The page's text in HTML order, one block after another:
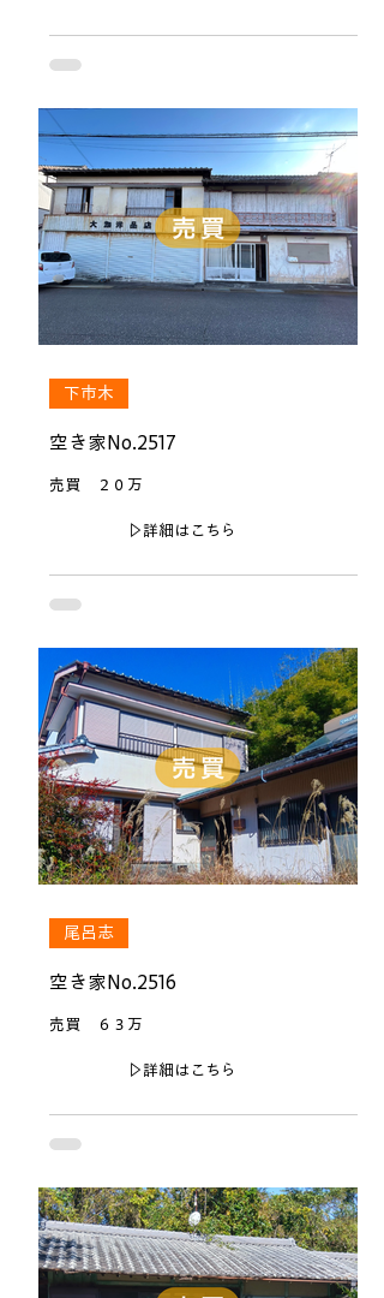
空き家No.2517
売買 ２０万
▷詳細はこちら
下市木
空き家No.2516
売買 ６３万
▷詳細はこちら
尾呂志